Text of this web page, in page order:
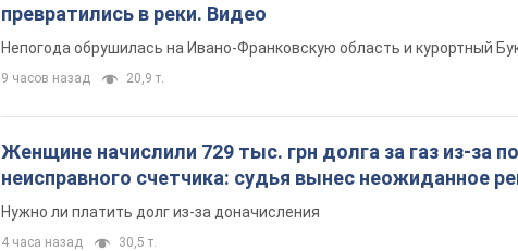
превратились в реки. Видео
Непогода обрушилась на Ивано-Франковскую область и курортный
9 часов назад 20,9 т.
Женщине начислили 729 тыс. грн долга за газ из-за
неисправного счетчика: судья вынес неожиданное
Нужно ли платить долг из-за доначисления
4 часа назад 30,5 т.